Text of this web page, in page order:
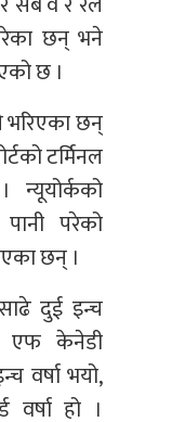
छन् भने
छ ।
भरिएका छन्
टर्मिनल
परेको
छन् ।
दुई इन्च
एफ केनेडी
वर्षा भयो,
वर्षा हो ।